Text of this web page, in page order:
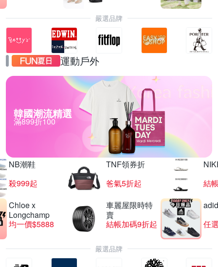
嚴選品牌
運動戶外
韓國潮流精選
滿899折100
NB潮鞋
殺999起
TNF領券折
爸氣5折起
結
Chloe x
Longchamp
均一價$5888
車麗屋限時特
賣
結帳加碼9折起
任
嚴選品牌